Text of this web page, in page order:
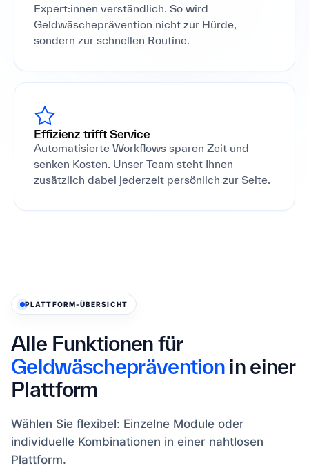
Expert:innen verständlich. So wird
Geldwäscheprävention nicht zur Hürde,
sondern zur schnellen Routine.
Effizienz trifft Service
Automatisierte Workflows sparen Zeit und
senken Kosten. Unser Team steht Ihnen
zusätzlich dabei jederzeit persönlich zur Seite.
PLATTFORM-ÜBERSICHT
Alle Funktionen für
Geldwäscheprävention in einer
Plattform
Wählen Sie flexibel: Einzelne Module oder
individuelle Kombinationen in einer nahtlosen
Plattform.